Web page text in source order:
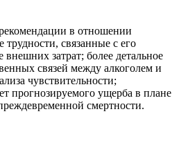
в отношении
связанные с его
затрат; более детальное
связей между алкоголем и
чувствительности;
прогнозируемого ущерба в плане
смертности.